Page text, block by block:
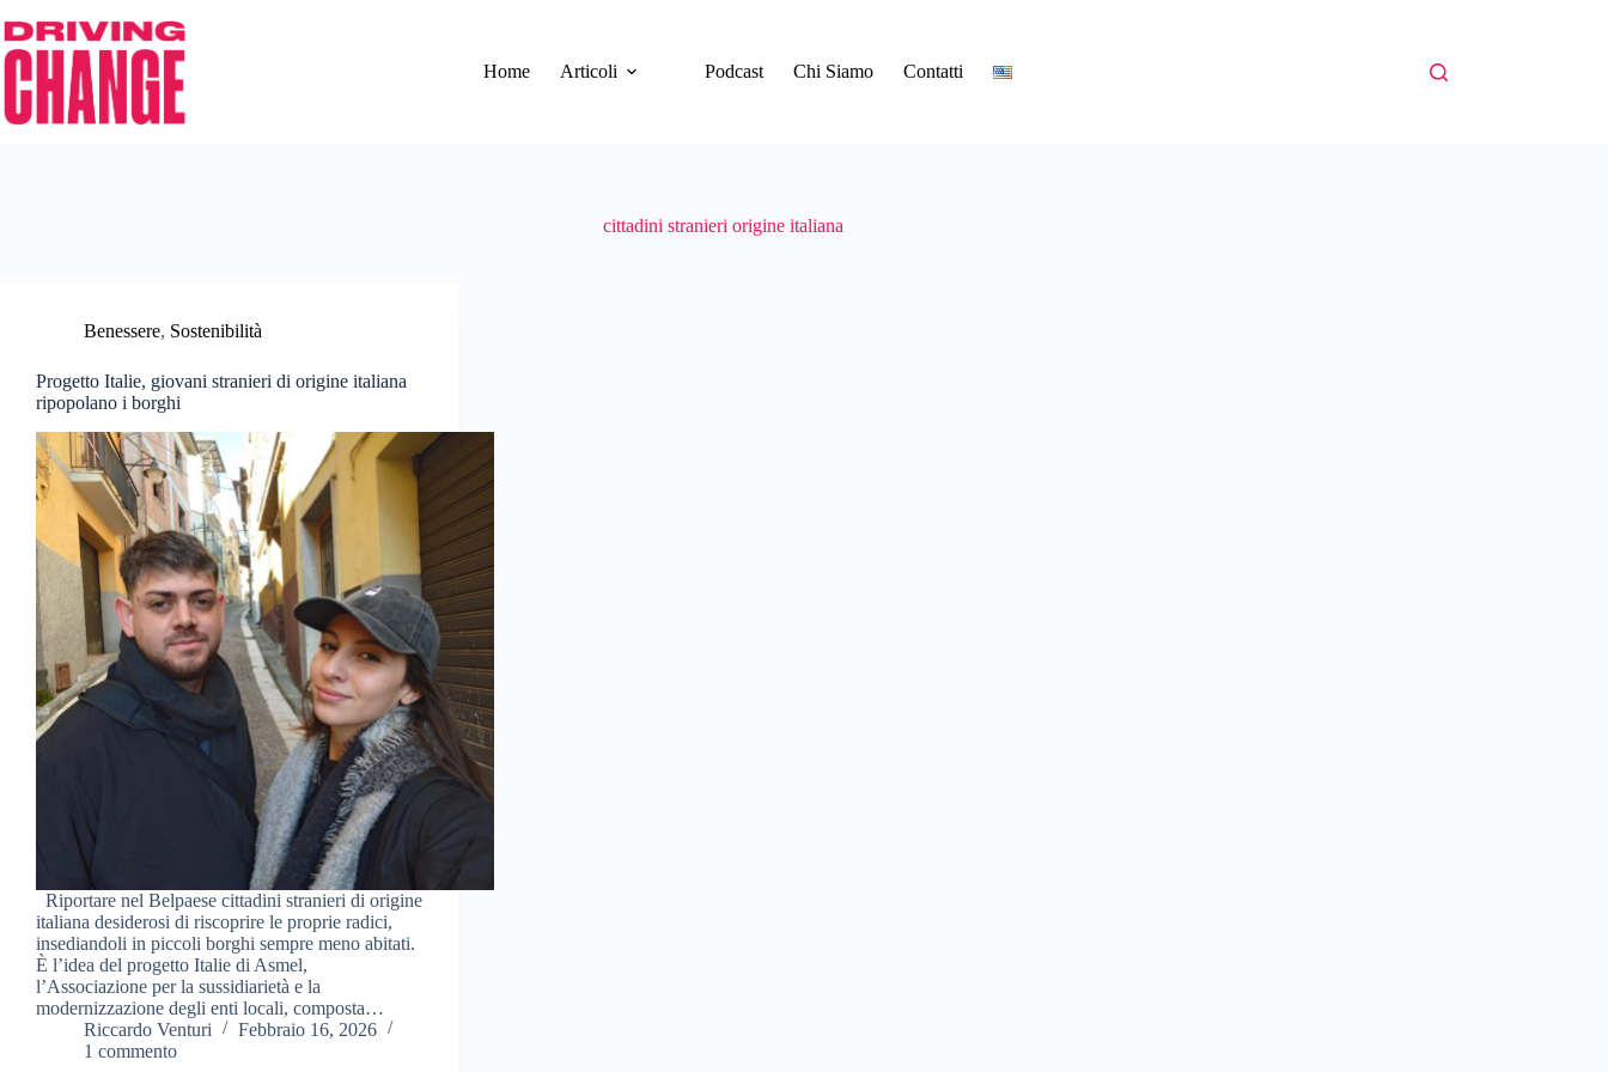
Home Articoli Podcast Chi Siamo Contatti
cittadini stranieri origine italiana
Benessere, Sostenibilità
Progetto Italie, giovani stranieri di origine italiana
ripopolano i borghi
Riportare nel Belpaese cittadini stranieri di origine
italiana desiderosi di riscoprire le proprie radici,
insediandoli in piccoli borghi sempre meno abitati.
È l’idea del progetto Italie di Asmel,
l’Associazione per la sussidiarietà e la
modernizzazione degli enti locali, composta…
Riccardo Venturi
Febbraio 16, 2026
1 commento